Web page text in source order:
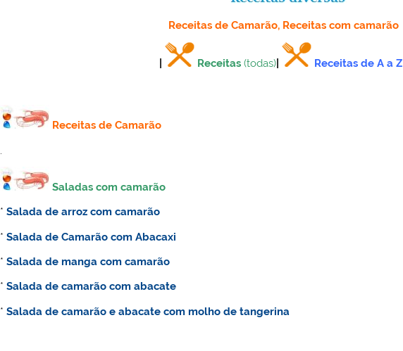
Receitas de Camarão, Receitas com camarão
Receitas (todas)| Receitas de A a Z|
Receitas de Camarão
Saladas com camarão
*Salada de arroz com camarão
*Salada de Camarão com Abacaxi
*Salada de manga com camarão
*Salada de camarão com abacate
*Salada de camarão e abacate com molho de tangerina